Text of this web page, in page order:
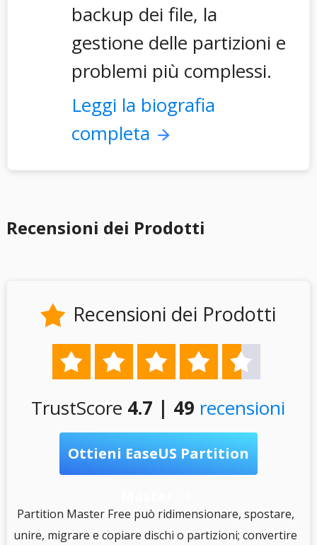
backup dei file, la
gestione delle partizioni e
problemi più complessi.
Leggi la biografia
completa
Recensioni dei Prodotti
 Recensioni dei Prodotti
    
TrustScore 4.7 | 49 recensioni
Ottieni EaseUS Partition
Partition Master Free può ridimensionare, spostare,
unire, migrare e copiare dischi o partizioni; convertire